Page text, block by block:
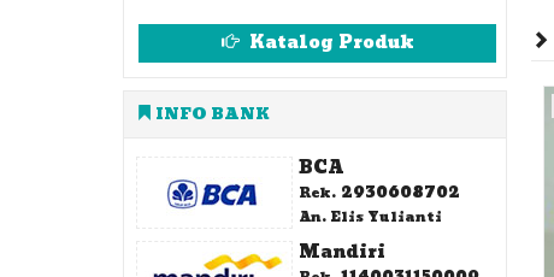
Katalog Produk
Rek.2930608702
An. Elis Yulianti
Mandiri
Rek.1140031150009